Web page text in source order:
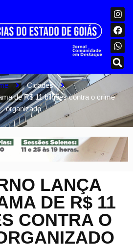
Cidades
de R$ 11 bilhões contra o crime
organizado
LANÇA
DE R$ 11
CONTRA O